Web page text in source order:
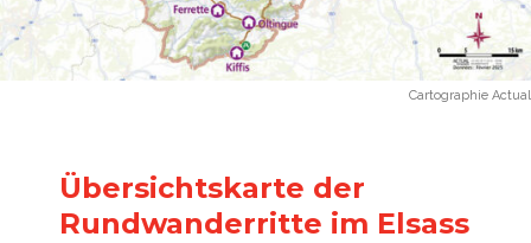
Cartographie Actual
Übersichtskarte der
Rundwanderritte im Elsass